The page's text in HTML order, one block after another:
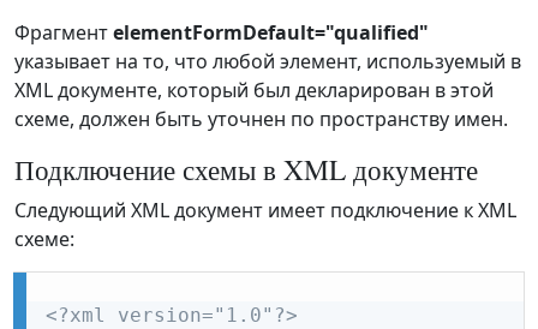
ФрагментelementFormDefault="qualified"
указывает на то, что любой элемент, используемый в
XML документе, который был декларирован в этой
схеме, должен быть уточнен по пространству имен.
Подключение схемы в XML документе
Следующий XML документ имеет подключение к XML
схеме:
<?xml version="1.0"?>